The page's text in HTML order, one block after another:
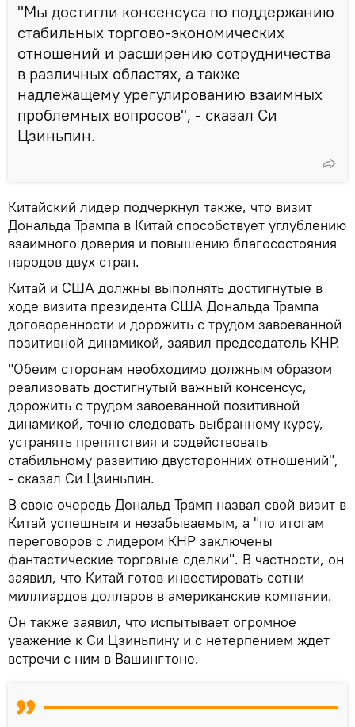
"Мы достигли консенсуса по поддержанию
стабильных торгово-экономических
отношений и расширению сотрудничества
в различных областях, а также
надлежащему урегулированию взаимных
проблемных вопросов", - сказал Си
Цзиньпин.
Китайский лидер подчеркнул также, что визит
Дональда Трампа в Китай способствует углублению
взаимного доверия и повышению благосостояния
народов двух стран.
Китай и США должны выполнять достигнутые в
ходе визита президента США Дональда Трампа
договоренности и дорожить с трудом завоеванной
позитивной динамикой, заявил председатель КНР.
"Обеим сторонам необходимо должным образом
реализовать достигнутый важный консенсус,
дорожить с трудом завоеванной позитивной
динамикой, точно следовать выбранному курсу,
устранять препятствия и содействовать
стабильному развитию двусторонних отношений",
- сказал Си Цзиньпин.
В свою очередь Дональд Трамп назвал свой визит в
Китай успешным и незабываемым, а "по итогам
переговоров с лидером КНР заключены
фантастические торговые сделки". В частности, он
заявил, что Китай готов инвестировать сотни
миллиардов долларов в американские компании.
Он также заявил, что испытывает огромное
уважение к Си Цзиньпину и с нетерпением ждет
встречи с ним в Вашингтоне.